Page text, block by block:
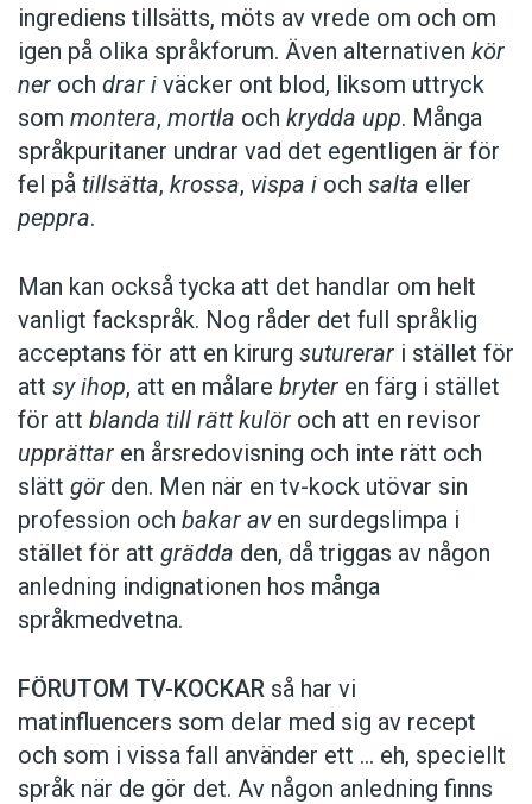
ingrediens tillsätts, möts av vrede om och om
igen på olika språkforum. Även alternativen kör
ner och drar i väcker ont blod, liksom uttryck
som montera, mortla och krydda upp. Många
språkpuritaner undrar vad det egentligen är för
fel på tillsätta, krossa, vispa i och salta eller
peppra.
Man kan också tycka att det handlar om helt
vanligt fackspråk. Nog råder det full språklig
acceptans för att en kirurg suturerar i stället för
att sy ihop, att en målare bryter en färg i stället
för att blanda till rätt kulör och att en revisor
upprättar en årsredovisning och inte rätt och
slätt gör den. Men när en tv-kock utövar sin
profession och bakar aven surdegslimpa i
stället för att grädda den, då triggas av någon
anledning indignationen hos många
språkmedvetna.
FÖRUTOM TV-KOCKAR så har vi
matinfluencers som delar med sig av recept
och som i vissa fall ­använder ett … eh, speciellt
språk när de gör det. Av någon anledning finns